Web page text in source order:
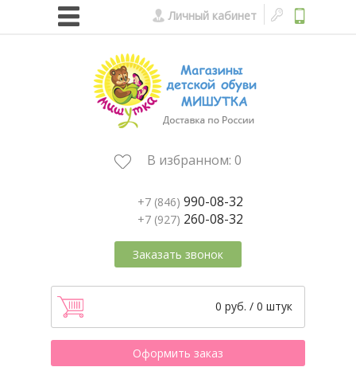
Личный кабинет
В избранном: 0
+7 (846) 990-08-32
+7 (927) 260-08-32
Заказать звонок
0 руб. / 0 штук
Оформить заказ